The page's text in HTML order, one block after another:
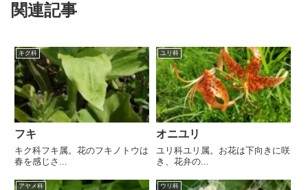
関連記事
キク科
フキ
キク科フキ属。花のフキノトウは
春を感じさ...
ユリ科
オニユリ
ユリ科ユリ属。お花は下向きに咲
き、花弁の...
アヤメ科 ウリ科